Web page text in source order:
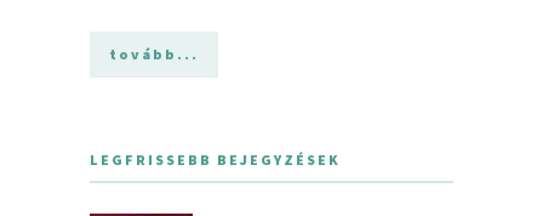
tovább...
LEGFRISSEBB BEJEGYZÉSEK